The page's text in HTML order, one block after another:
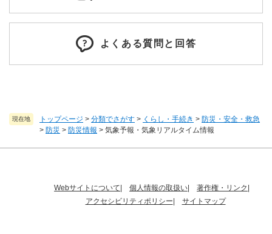
現在地 トップページ > 分類でさがす > くらし・手続き > 防災・安全・救急
> 防災 > 防災情報 > 気象予報・気象リアルタイム情報
よくある質問と回答
Webサイトについて 個人情報の取扱い
著作権・リンク
アクセシビリティポリシー
サイトマップ